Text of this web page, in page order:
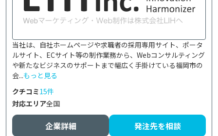
当社は、自社ホームページや求職者の採用専用サイト、ポータ
ルサイト、ECサイト等の制作業務から、Webコンサルティング
や新たなビジネスのサポートまで幅広く手掛けている福岡市の
会...もっと見る
クチコミ15件
対応エリア全国
企業詳細 発注先を相談